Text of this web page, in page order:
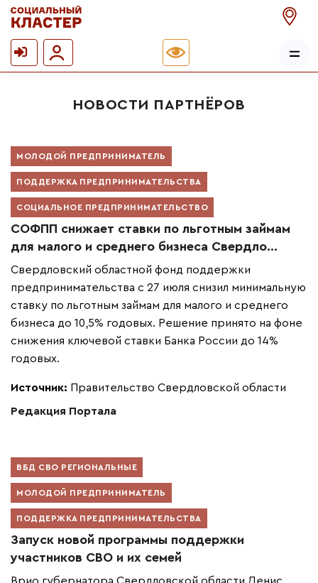
НОВОСТИ ПАРТНЁРОВ
МОЛОДОЙ ПРЕДПРИНИМАТЕЛЬ
ПОДДЕРЖКА ПРЕДПРИНИМАТЕЛЬСТВА
СОЦИАЛЬНОЕ ПРЕДПРИНИМАТЕЛЬСТВО
СОФПП снижает ставки по льготным займам
для малого и среднего бизнеса Свердло...
Свердловский областной фонд поддержки
предпринимательства с 27 июля снизил минимальную
ставку по льготным займам для малого и среднего
бизнеса до 10,5% годовых. Решение принято на фоне
снижения ключевой ставки Банка России до 14%
годовых.
Источник: Правительство Свердловской области
Редакция Портала
ВБД СВО РЕГИОНАЛЬНЫЕ
МОЛОДОЙ ПРЕДПРИНИМАТЕЛЬ
ПОДДЕРЖКА ПРЕДПРИНИМАТЕЛЬСТВА
Запуск новой программы поддержки
участников СВО и их семей